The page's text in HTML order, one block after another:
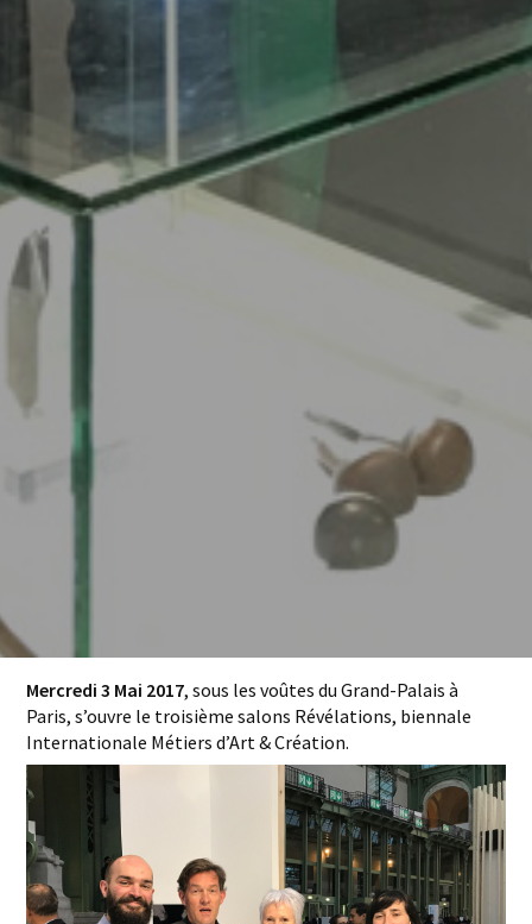
Mercredi 3 Mai 2017, sous les voûtes du Grand-Palais à
Paris, s’ouvre le troisième salons Révélations, biennale
Internationale Métiers d’Art & Création.